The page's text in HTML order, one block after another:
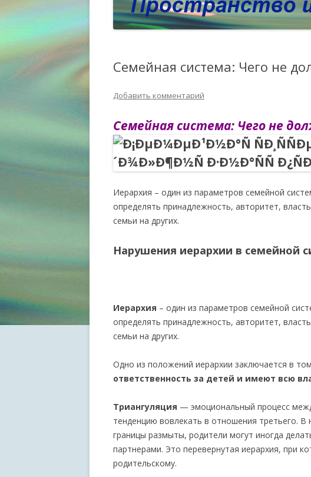
Семейная система: Чего не
Добавить комментарий
Семейная система: Чего не
Иерархия – один из параметров семейной
определять принадлежность, авторитет,
семьи на других.
Нарушения иерархии в семейной
Иерархия – один из параметров семейной
определять принадлежность, авторитет,
семьи на других.
Одно из положений иерархии заключается в
ответственность за детей и имеют всю
Триангуляция — эмоциональный процесс
тенденцию вовлекать в отношения третьего. В
границы размыты, родители могут иногда
партнерами. Это перевернутая иерархия, при
родительскому.